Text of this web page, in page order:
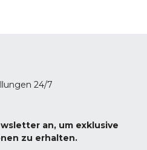
24/7
an, um exklusive
zu erhalten.